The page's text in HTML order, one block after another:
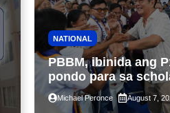
NATIONAL
PBBM, ibinida ang
pondo para sa
ngayong taon,
sa kasaysayan ng
Michael Peronce August 7,